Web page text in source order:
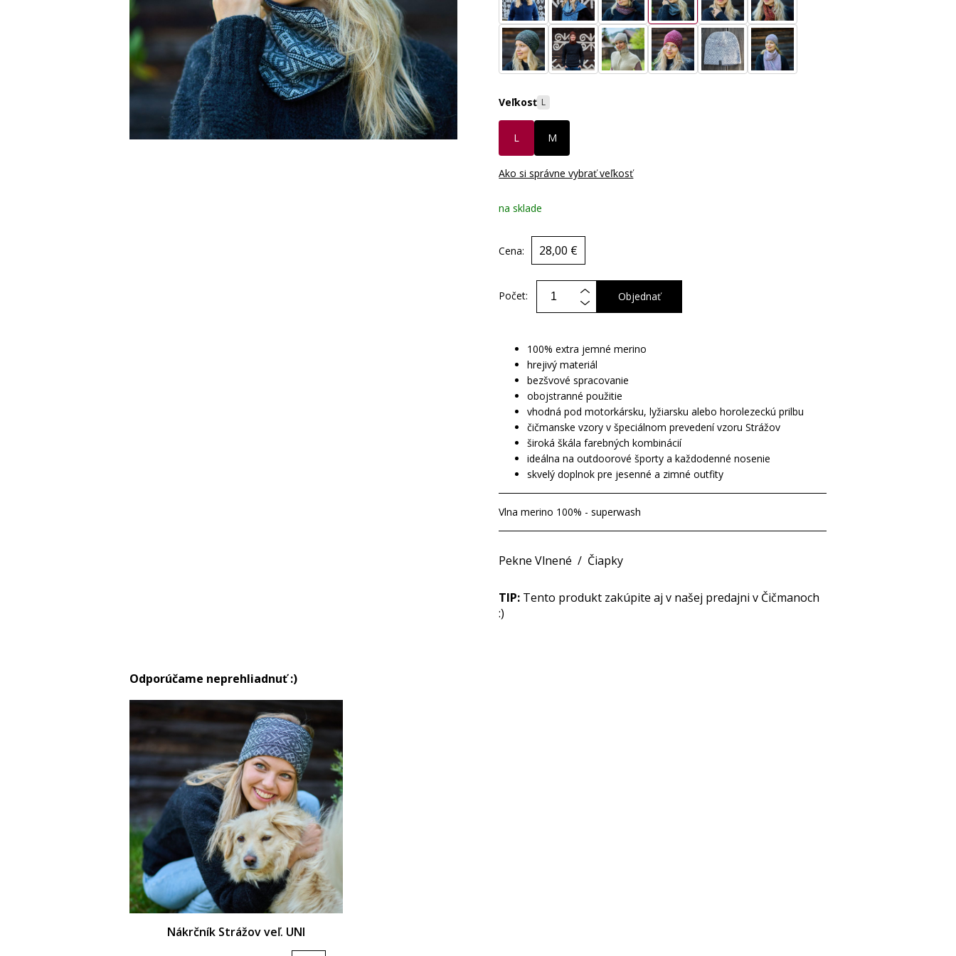
Veľkosť L
L M
Ako si správne vybrať veľkosť
na sklade
Cena: 28,00 €
Počet: Objednať
100% extra jemné merino
hrejivý materiál
bezšvové spracovanie
obojstranné použitie
vhodná pod motorkársku, lyžiarsku alebo horolezeckú prilbu
čičmanske vzory v špeciálnom prevedení vzoru Strážov
široká škála farebných kombinácií
ideálna na outdoorové športy a každodenné nosenie
skvelý doplnok pre jesenné a zimné outfity
Vlna merino 100% - superwash
Pekne Vlnené / Čiapky
TIP: Tento produkt zakúpite aj v našej predajni v Čičmanoch
:)
Odporúčame neprehliadnuť :)
Nákrčník Strážov veľ. UNI